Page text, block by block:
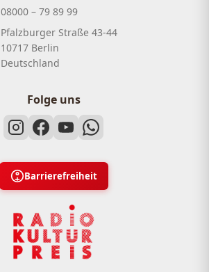
08000 – 79 89 99
Pfalzburger Straße 43-44
10717 Berlin
Deutschland
Folge uns
Barrierefreiheit